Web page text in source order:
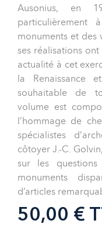
Ausonius, en
particulièrement
monuments et des
ses réalisations
actualité à cet
la Renaissance
souhaitable de
volume est
l’hommage de
spécialistes
côtoyer J.-C.
sur les
monuments
d’articles
50,00 €